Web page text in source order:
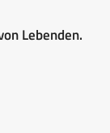
Lebenden.